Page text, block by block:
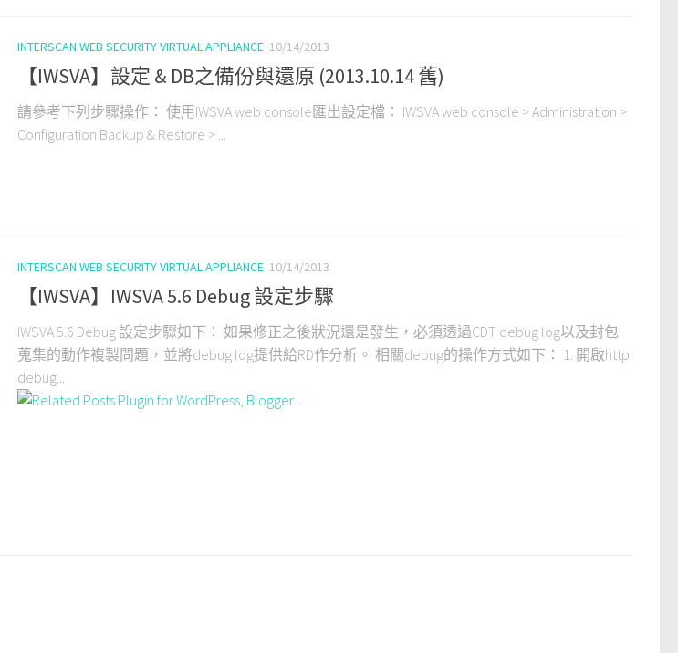
INTERSCAN WEB SECURITY VIRTUAL APPLIANCE 10/14/2013
【IWSVA】設定 & DB之備份與還原 (2013.10.14 舊)
請參考下列步驟操作： 使用IWSVA web console匯出設定檔： IWSVA web console > Administration >
Configuration Backup & Restore > ...
INTERSCAN WEB SECURITY VIRTUAL APPLIANCE 10/14/2013
【IWSVA】IWSVA 5.6 Debug 設定步驟
IWSVA 5.6 Debug 設定步驟如下： 如果修正之後狀況還是發生，必須透過CDT debug log以及封包
蒐集的動作複製問題，並將debug log提供給RD作分析。 相關debug的操作方式如下： 1. 開啟http
debug...